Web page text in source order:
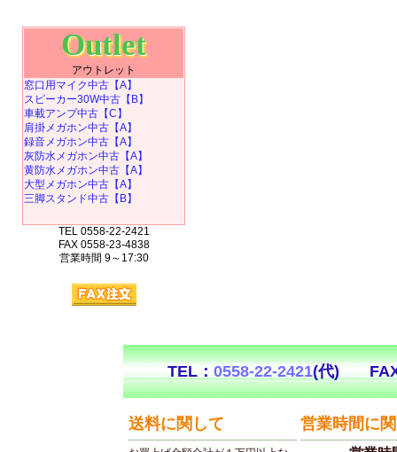
Outlet
アウトレット
窓口用マイク中古【A】
スピーカー30W中古【B】
車載アンプ中古【C】
肩掛メガホン中古【A】
録音メガホン中古【A】
灰防水メガホン中古【A】
黄防水メガホン中古【A】
大型メガホン中古【A】
三脚スタンド中古【B】
TEL 0558-22-2421
FAX 0558-23-4838
営業時間 9～17:30